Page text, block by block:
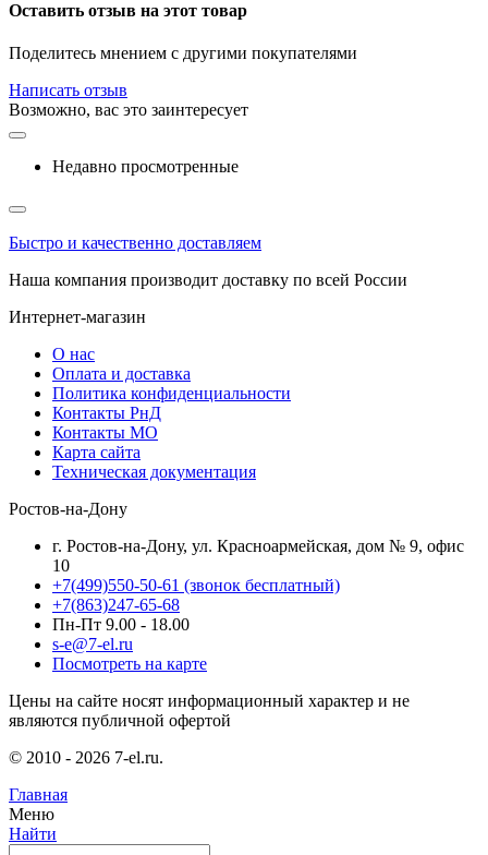
Оставить отзыв на этот товар
Поделитесь мнением с другими покупателями
Написать отзыв
Возможно, вас это заинтересует
Недавно просмотренные
Быстро и качественно доставляем
Наша компания производит доставку по всей России
Интернет-магазин
О нас
Оплата и доставка
Политика конфиденциальности
Контакты РнД
Контакты МО
Карта сайта
Техническая документация
Ростов-на-Дону
г. Ростов-на-Дону, ул. Красноармейская, дом № 9, офис
10
+7(499)550-50-61 (звонок бесплатный)
+7(863)247-65-68
Пн-Пт 9.00 - 18.00
s-e@7-el.ru
Посмотреть на карте
Цены на сайте носят информационный характер и не
являются публичной офертой
© 2010 - 2026 7-el.ru.
Главная
Меню
Найти